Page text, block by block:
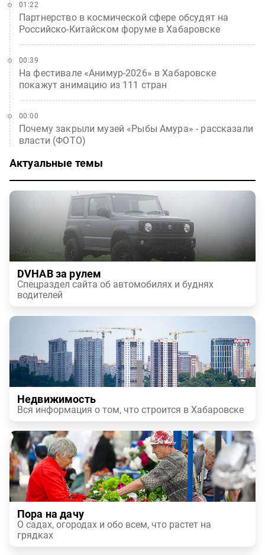
Партнерство в космической сфере обсудят на
Российско-Китайском форуме в Хабаровске
01:22
На фестивале «Анимур-2026» в Хабаровске
покажут анимацию из 111 стран
00:39
Почему закрыли музей «Рыбы Амура» - рассказали
власти (ФОТО)
00:00
Актуальные темы
DVHAB за рулем
Спецраздел сайта об автомобилях и буднях
водителей
Недвижимость
Вся информация о том, что строится в Хабаровске
Пора на дачу
О садах, огородах и обо всем, что растет на
грядках